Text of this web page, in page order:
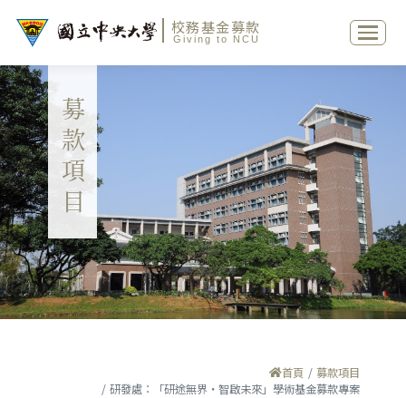
校務基金募款
Giving to NCU
募款項目
首頁
募款項目
研發處：「研途無界・智啟未來」學術基金募款專案